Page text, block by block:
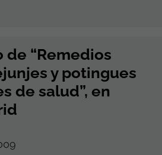
de “Remedios
y potingues
de salud”, en